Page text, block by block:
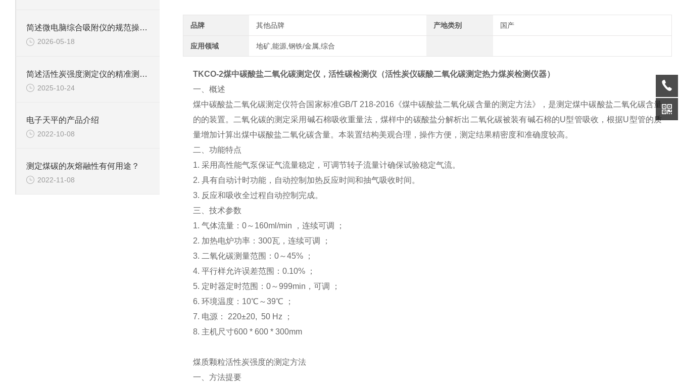
品牌 其他品牌 产地类别 国产
应用领域 地矿,能源,钢铁/金属,综合
TKCO-2煤中碳酸盐二氧化碳测定仪，活性碳检测仪（活性炭仪碳酸二氧化碳测定热力煤炭检测仪器）
一、概述
煤中碳酸盐二氧化碳测定仪符合国家标准GB/T 218-2016《煤中碳酸盐二氧化碳含量的测定方法》，是测定煤中碳酸盐二氧化碳含量
的的装置。二氧化碳的测定采用碱石棉吸收重量法，煤样中的碳酸盐分解析出二氧化碳被装有碱石棉的U型管吸收，根据U型管的质
量增加计算出煤中碳酸盐二氧化碳含量。本装置结构美观合理，操作方便，测定结果精密度和准确度较高。
二、功能特点
1. 采用高性能气泵保证气流量稳定，可调节转子流量计确保试验稳定气流。
2. 具有自动计时功能，自动控制加热反应时间和抽气吸收时间。
3. 反应和吸收全过程自动控制完成。
三、技术参数
1. 气体流量：0～160ml/min ，连续可调 ；
2. 加热电炉功率：300瓦，连续可调 ；
3. 二氧化碳测量范围：0～45% ；
4. 平行样允许误差范围：0.10% ；
5. 定时器定时范围：0～999min，可调 ；
6. 环境温度：10℃～39℃ ；
7. 电源： 220±20, 50 Hz ；
8. 主机尺寸600 * 600 * 300mm
煤质颗粒活性炭强度的测定方法
一、方法提要
简述微电脑综合吸附仪的规范操作流程
2026-05-18
简述活性炭强度测定仪的精准测试方法
2025-10-24
电子天平的产品介绍
2022-10-08
测定煤碳的灰熔融性有何用途？
2022-11-08